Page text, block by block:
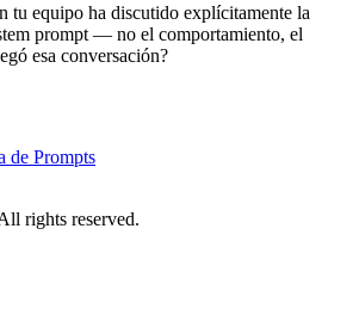
tu equipo ha discutido explícitamente la
prompt — no el comportamiento, el
esa conversación?
de Prompts
rights reserved.